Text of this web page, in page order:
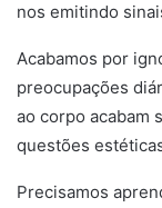
nos emitindo
Acabamos por
preocupações
ao corpo acabam
questões
Precisamos